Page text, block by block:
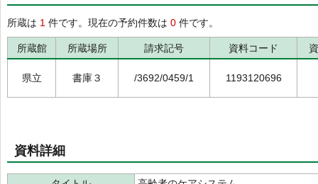
所蔵は 1 件です。現在の予約件数は 0 件です。
所蔵館 所蔵場所 請求記号 資料コード
県立 書庫３ /3692/0459/1 1193120696
資料詳細